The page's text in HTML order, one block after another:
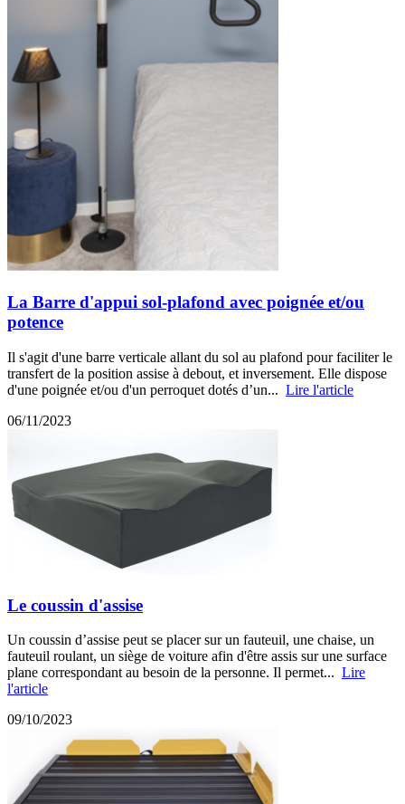
La Barre d'appui sol-plafond avec poignée et/ou
potence
Il s'agit d'une barre verticale allant du sol au plafond pour faciliter le
transfert de la position assise à debout, et inversement. Elle dispose
d'une poignée et/ou d'un perroquet dotés d’un... Lire l'article
06/11/2023
Le coussin d'assise
Un coussin d’assise peut se placer sur un fauteuil, une chaise, un
fauteuil roulant, un siège de voiture afin d'être assis sur une surface
plane correspondant au besoin de la personne. Il permet... Lire
l'article
09/10/2023